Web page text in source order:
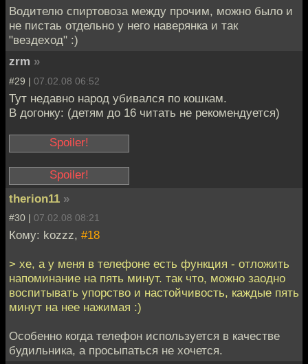
тебя предупреждать!
Я не хуета,
я выхухоль,
партийный символ!
Ежик отвечает: Буду
я еще всякую блядь
на
Вы называть !
Водителю спиртовоза между прочим, можно было и
не пистаь отдельно у него наверянка и так
"вездеход" :)
zrm »
#29 | 07.02.08 06:52
Тут недавно народ убивался по кошкам.
В догонку: (детям до 16 читать не рекомендуется)
http://news2.ru/frame.p
hp?story_id=83724
Проходя мимо
городского Вечного
огня, он сделал
замечание группе
развлекавшихся
прямо на воинском
мемориале. Тут же
началась драка, силы
оказались неравны —
четверо против
одного. После того
-----
Примечание
Тебе определённо
сюда.
http://oper.ru/news/rea
d.php?
page=0&t=1051602716
therion11 »
#30 | 07.02.08 08:21
Кому: kozzz, #18
> хе, а у меня в телефоне есть функция - отложить
напоминание на пять минут. так что, можно заодно
воспитывать упорство и настойчивость, каждые пять
минут на нее нажимая :)
Особенно когда телефон используется в качестве
будильника, а просыпаться не хочется.